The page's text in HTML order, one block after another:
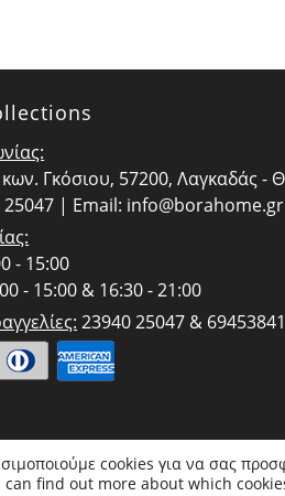
Γκόσιου, 57200, Λαγκαδάς -
| Email: info@borahome.gr
- 15:00
- 15:00 & 16:30 - 21:00
23940 25047 &
cookies για να σας
can find out more about which